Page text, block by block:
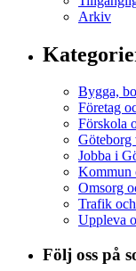
Arkiv
Bygga,
Företag
Förskola
Göteborg
Jobba i
Kommun
Omsorg
Trafik
Uppleva
Följ oss på